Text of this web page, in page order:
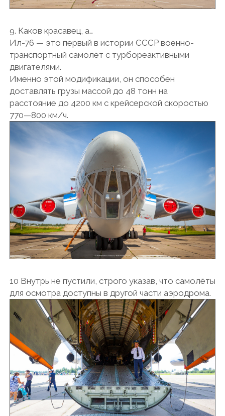
9. Каков красавец, а…
Ил-76 — это первый в истории СССР военно-
транспортный самолёт с турбореактивными
двигателями.
Именно этой модификации, он способен
доставлять грузы массой до 48 тонн на
расстояние до 4200 км с крейсерской скоростью
770—800 км/ч.
10 Внутрь не пустили, строго указав, что самолёты
для осмотра доступны в другой части аэродрома.